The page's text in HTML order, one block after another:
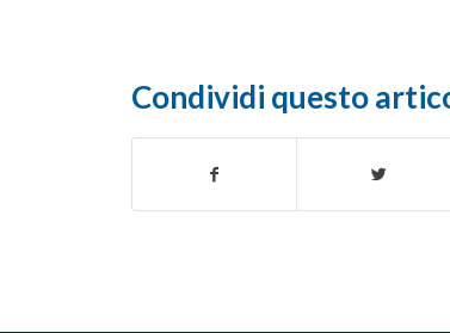
Condividi questo